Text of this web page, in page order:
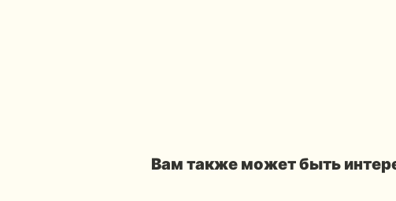
Вам также может быть